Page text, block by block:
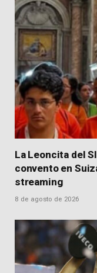
La Leoncita del
convento en
streaming
8 de agosto de 2026